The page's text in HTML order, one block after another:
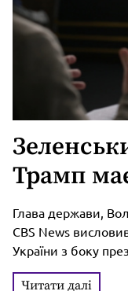
Трамп
України
Глава держави,
CBS News
України з боку
президент Трамп,
Читати далі